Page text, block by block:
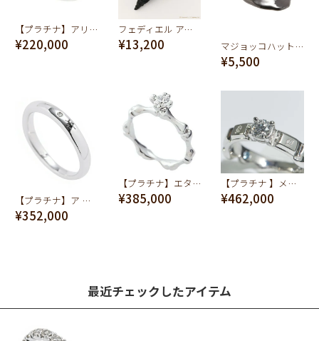
【プラチナ】アリス/ハートキーリング【オーダージュエリー】【ディズニー アクセサリー】【ふしぎの国のアリス】【受注予約】
¥220,000
フェディエル アイスクリーム バッグチャーム【グランブルーファンタジー コラボ】
¥13,200 マジョッコハット チャーム(メタル)
¥5,500
【プラチナ】ア リング【オーダージュエリー】【受注予約】
¥352,000
【プラチナ】エターナル ボーン ダイヤモンド リング【オーダージュエリー】【受注予約】
¥385,000
【プラチナ 】メルティーチョコレートダイヤモンド リング【オーダージュエリー】【受注予約】
¥462,000
最近チェックしたアイテム